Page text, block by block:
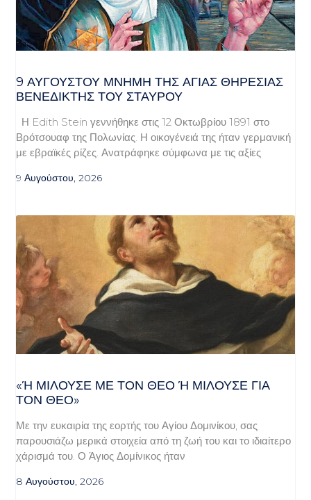
9 ΑΥΓΟΥΣΤΟΥ ΜΝΗΜΗ ΤΗΣ ΑΓΙΑΣ ΘΗΡΕΣΙΑΣ
ΒΕΝΕΔΙΚΤΗΣ ΤΟΥ ΣΤΑΥΡΟΥ
Η Edith Stein γεννήθηκε στις 12 Οκτωβρίου 1891 στο
Βρότσουαφ της Πολωνίας. Η οικογένειά της ήταν γερμανική
με εβραϊκές ρίζες. Ανατράφηκε σύμφωνα με τις αξίες
9 Αυγούστου, 2026
«Ή ΜΙΛΟΎΣΕ ΜΕ ΤΟΝ ΘΕΌ Ή ΜΙΛΟΎΣΕ ΓΙΑ ΤΟ
Ν ΘΕΌ»
Με την ευκαιρία της εορτής του Αγίου Δομινίκου, σας
παρουσιάζω μερικά στοιχεία από τη ζωή του και το ιδιαίτερο
χάρισμά του. Ο Άγιος Δομίνικος ήταν
8 Αυγούστου, 2026